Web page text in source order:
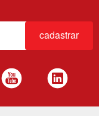
cadastrar